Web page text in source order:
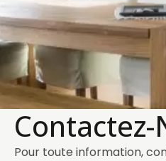
Contactez-
Pour toute information,